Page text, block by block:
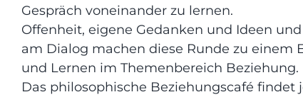
Gespräch voneinander zu lernen.
Offenheit, eigene Gedanken und Ideen
am Dialog machen diese Runde zu einem
und Lernen im Themenbereich Beziehung.
Das philosophische Beziehungscafé findet